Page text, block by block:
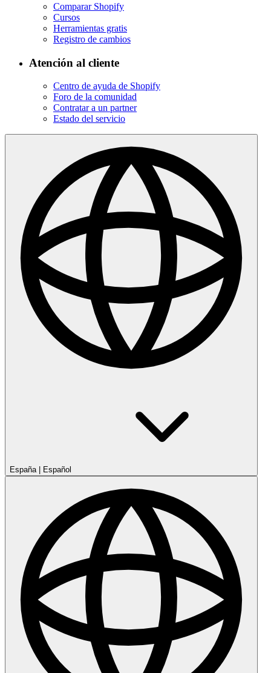
Comparar Shopify
Cursos
Herramientas gratis
Registro de cambios
Atención al cliente
Centro de ayuda de Shopify
Foro de la comunidad
Contratar a un partner
Estado del servicio
España| Español